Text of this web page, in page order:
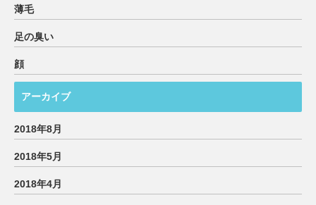
薄毛
足の臭い
顔
アーカイブ
2018年8月
2018年5月
2018年4月